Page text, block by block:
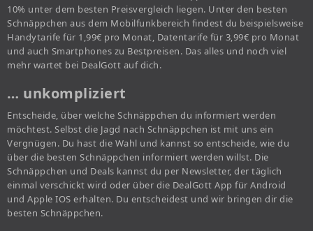
10% unter dem besten Preisvergleich liegen. Unter den besten
Schnäppchen aus dem Mobilfunkbereich findest du beispielsweise
Handytarife für 1,99€ pro Monat, Datentarife für 3,99€ pro Monat
und auch Smartphones zu Bestpreisen. Das alles und noch viel
mehr wartet bei DealGott auf dich.
… unkompliziert
Entscheide, über welche Schnäppchen du informiert werden
möchtest. Selbst die Jagd nach Schnäppchen ist mit uns ein
Vergnügen. Du hast die Wahl und kannst so entscheide, wie du
über die besten Schnäppchen informiert werden willst. Die
Schnäppchen und Deals kannst du per Newsletter, der täglich
einmal verschickt wird oder über die DealGott App für Android
und Apple IOS erhalten. Du entscheidest und wir bringen dir die
besten Schnäppchen.